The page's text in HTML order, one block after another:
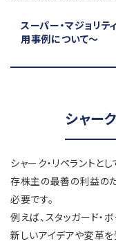
スーパー・マジョリテ
用事例について～
シャー
シャーク・リペラント
存株主の最善の利益の
必要です。
例えば、スタッガード・
新しいアイデアや変革